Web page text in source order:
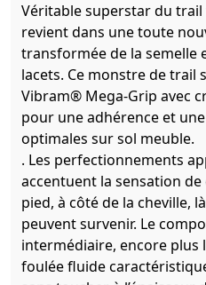
Véritable superstar du
revient dans une toute
transformée de la semelle
lacets. Ce monstre de trail
Vibram® Mega-Grip avec
pour une adhérence et
optimales sur sol meuble.
. Les perfectionnements
accentuent la sensation
pied, à côté de la cheville,
peuvent survenir. Le
intermédiaire, encore plus
foulée fluide